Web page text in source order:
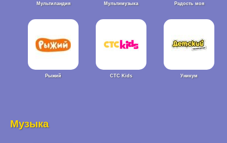
Мультиландия Мультимузыка Радость моя
Рыжий СТС Kids Уникум
Музыка